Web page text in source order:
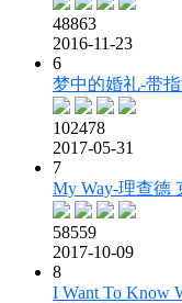
48863
2016-11-23
6
梦中的婚礼-带
102478
2017-05-31
7
My Way-理查德
58559
2017-10-09
8
I Want To Know